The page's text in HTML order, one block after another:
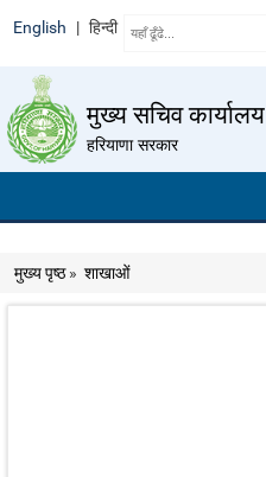
English | हिन्दी
मुख्य सचिव कार्यालय
हरियाणा सरकार
हमारे बारे में
मुख्य पृष्ठ» शाखाओं